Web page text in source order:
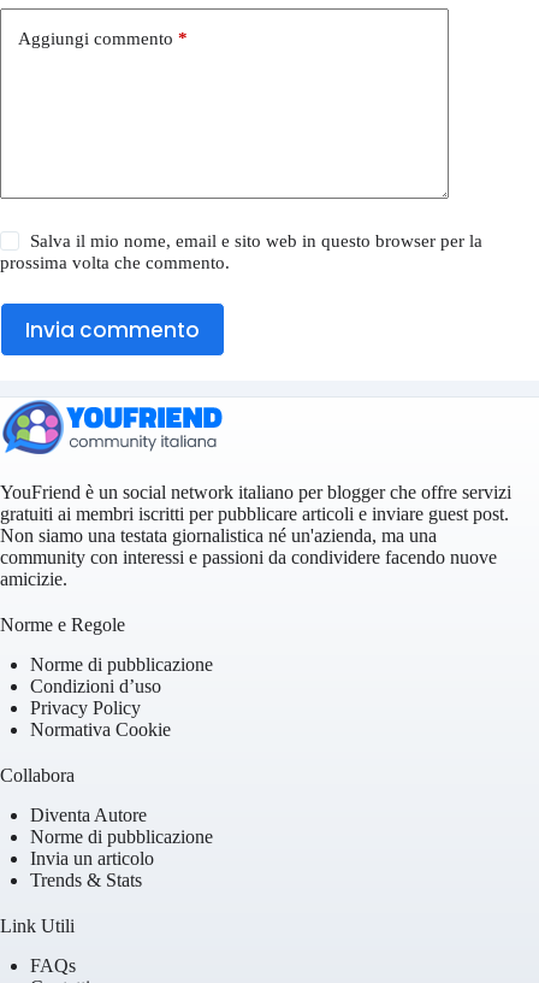
Aggiungi commento *
Salva il mio nome, email e sito web in questo browser per la
prossima volta che commento.
Invia commento
YouFriend è un social network italiano per blogger che offre servizi
gratuiti ai membri iscritti per pubblicare articoli e inviare guest post.
Non siamo una testata giornalistica né un'azienda, ma una
community con interessi e passioni da condividere facendo nuove
amicizie.
Norme e Regole
Norme di pubblicazione
Condizioni d’uso
Privacy Policy
Normativa Cookie
Collabora
Diventa Autore
Norme di pubblicazione
Invia un articolo
Trends & Stats
Link Utili
FAQs